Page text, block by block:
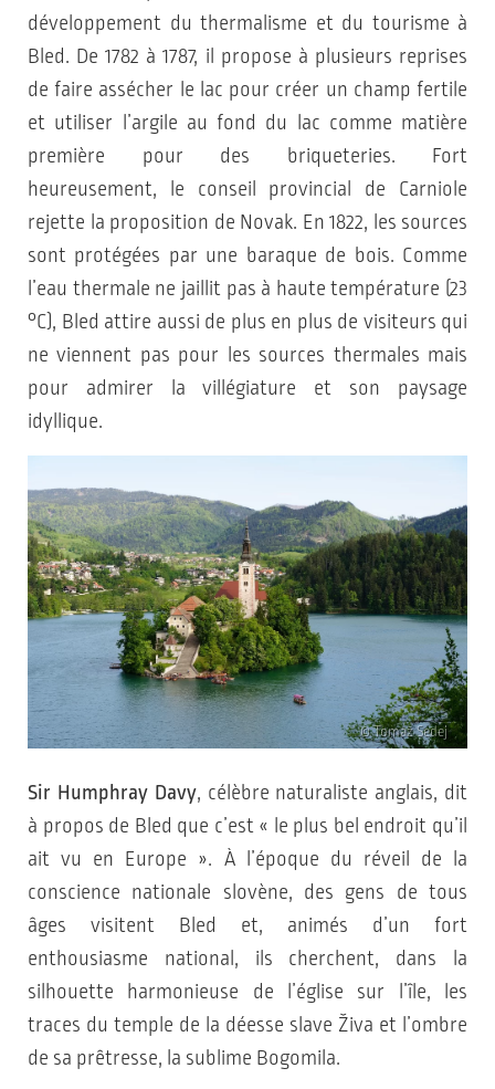
développement du thermalisme et du tourisme à
Bled. De 1782 à 1787, il propose à plusieurs reprises
de faire assécher le lac pour créer un champ fertile
et utiliser l’argile au fond du lac comme matière
première pour des briqueteries. Fort
heureusement, le conseil provincial de Carniole
rejette la proposition de Novak. En 1822, les sources
sont protégées par une baraque de bois. Comme
l’eau thermale ne jaillit pas à haute température (23
°C), Bled attire aussi de plus en plus de visiteurs qui
ne viennent pas pour les sources thermales mais
pour admirer la villégiature et son paysage
idyllique.
© Tomaž Sedej
Sir Humphray Davy, célèbre naturaliste anglais, dit
à propos de Bled que c’est « le plus bel endroit qu’il
ait vu en Europe ». À l’époque du réveil de la
conscience nationale slovène, des gens de tous
âges visitent Bled et, animés d’un fort
enthousiasme national, ils cherchent, dans la
silhouette harmonieuse de l’église sur l’île, les
traces du temple de la déesse slave Živa et l’ombre
de sa prêtresse, la sublime Bogomila.